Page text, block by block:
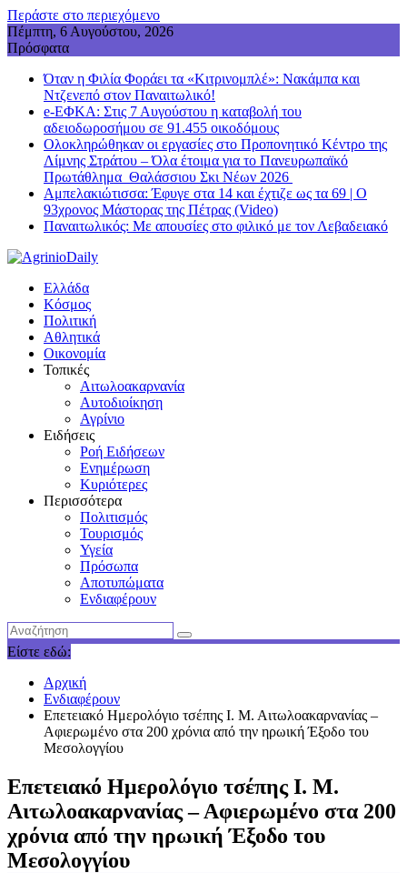
Περάστε στο περιεχόμενο
Πέμπτη, 6 Αυγούστου, 2026
Πρόσφατα
Όταν η Φιλία Φοράει τα «Κιτρινομπλέ»: Νακάμπα και
Ντζενεπό στον Παναιτωλικό!
e-ΕΦΚΑ: Στις 7 Αυγούστου η καταβολή του
αδειοδωροσήμου σε 91.455 οικοδόμους
Ολοκληρώθηκαν οι εργασίες στο Προπονητικό Κέντρο της
Λίμνης Στράτου – Όλα έτοιμα για το Πανευρωπαϊκό
Πρωτάθλημα Θαλάσσιου Σκι Νέων 2026
Αμπελακιώτισσα: Έφυγε στα 14 και έχτιζε ως τα 69 | Ο
93χρονος Μάστορας της Πέτρας (Video)
Παναιτωλικός: Με απουσίες στο φιλικό με τον Λεβαδειακό
Ελλάδα
Κόσμος
Πολιτική
Αθλητικά
Οικονομία
Τοπικές
Αιτωλοακαρνανία
Αυτοδιοίκηση
Αγρίνιο
Ειδήσεις
Ροή Ειδήσεων
Ενημέρωση
Κυριότερες
Περισσότερα
Πολιτισμός
Τουρισμός
Υγεία
Πρόσωπα
Αποτυπώματα
Ενδιαφέρουν
Είστε εδώ:
Αρχική
Ενδιαφέρουν
Επετειακό Ημερολόγιο τσέπης Ι. Μ. Αιτωλοακαρνανίας –
Αφιερωμένο στα 200 χρόνια από την ηρωική Έξοδο του
Μεσολογγίου
Επετειακό Ημερολόγιο τσέπης Ι. Μ.
Αιτωλοακαρνανίας – Αφιερωμένο στα 200
χρόνια από την ηρωική Έξοδο του
Μεσολογγίου